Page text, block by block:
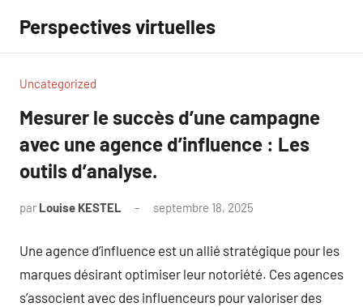
contenu
Perspectives virtuelles
Uncategorized
Mesurer le succès d’une campagne
avec une agence d’influence : Les
outils d’analyse.
par Louise KESTEL septembre 18, 2025
Une agence d’influence est un allié stratégique pour les
marques désirant optimiser leur notoriété. Ces agences
s’associent avec des influenceurs pour valoriser des